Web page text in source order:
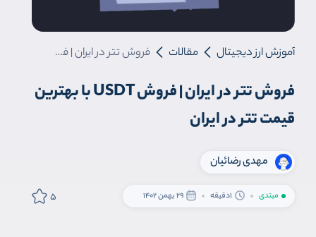
آموزش ارز دیجیتال مقالات فروش تتر در ایران | فروش USDT با بهترین قیمت تتر در ایران
فروش تتر در ایران | فروش USDT با بهترین
قیمت تتر در ایران
مهدی رضائیان
مبتدی 1دقیقه 29 بهمن 1402 5